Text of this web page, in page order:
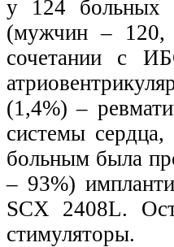
у 124 больных
(мужчин – 120,
сочетании с
(1,4%) –
системы
больным была
– 93%)
SCX 2408L.
стимуляторы.